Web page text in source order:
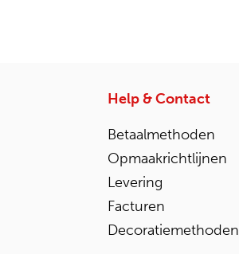
Help & Contact
Betaalmethoden
Opmaakrichtlijnen
Levering
Facturen
Decoratiemethoden